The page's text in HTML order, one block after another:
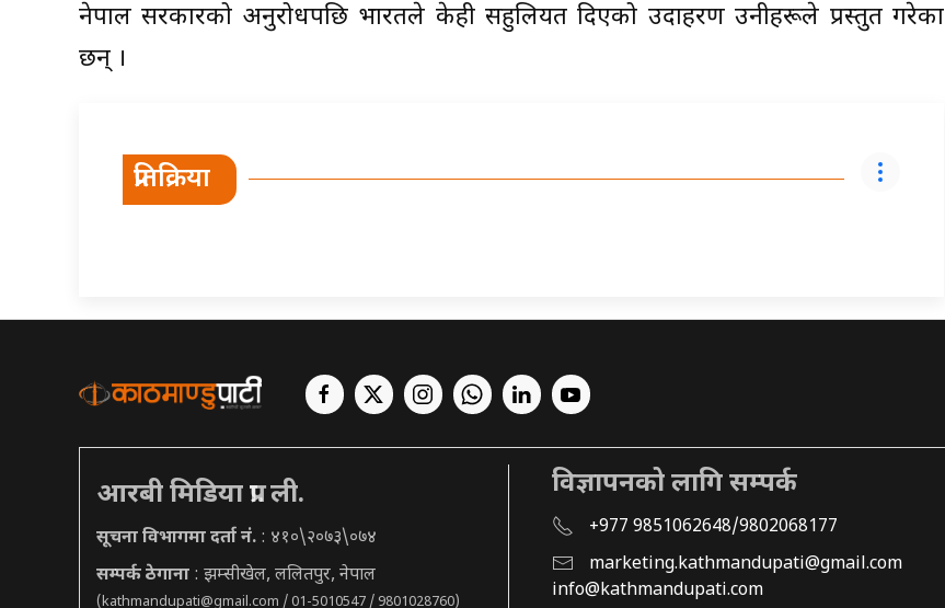
नेपाल सरकारको अनुरोधपछि भारतले केही सहुलियत दिएको उदाहरण उनीहरूले प्रस्तुत गरेका
छन् ।
प्रतिक्रिया
आरबी मिडिया प्रा. ली.
सूचना विभागमा दर्ता नं. : ४१०\२०७३\०७४
सम्पर्क ठेगाना : झम्सीखेल, ललितपुर, नेपाल
(kathmandupati@gmail.com / 01-5010547 / 9801028760)
विज्ञापनको लागि सम्पर्क
+977 9851062648/9802068177
marketing.kathmandupati@gmail.com
info@kathmandupati.com